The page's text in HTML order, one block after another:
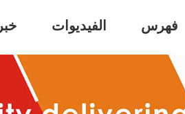
خبر الفيديوات فهرس